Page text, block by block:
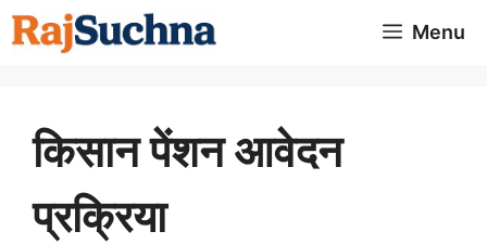
Skip
to
Menu
किसान पेंशन आवेदन
प्रक्रिया